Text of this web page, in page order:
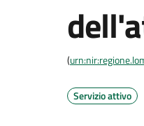
(
Servizio attivo